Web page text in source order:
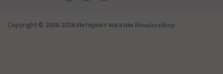
Copyright © 2008-2026 Интернет-магазин HimalayaShop